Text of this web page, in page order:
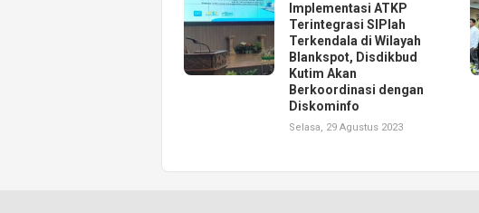
Implementasi ATKP
Terintegrasi SIPlah
Terkendala di Wilayah
Blankspot, Disdikbud
Kutim Akan
Berkoordinasi dengan
Diskominfo
Selasa, 29 Agustus 2023